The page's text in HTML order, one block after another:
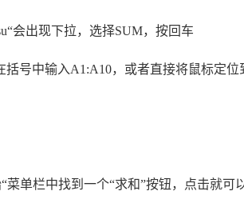
会出现下拉，选择SUM，按回车
括号中输入A1:A10，或者直接将鼠标定
菜单栏中找到一个“求和”按钮，点击就可